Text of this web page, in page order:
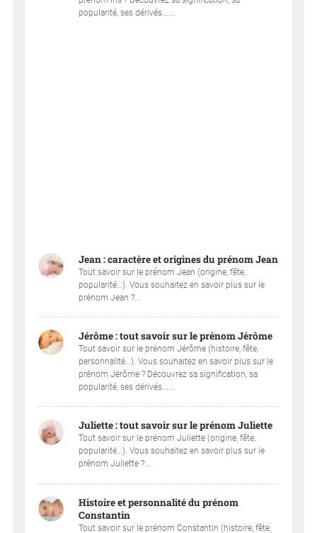
popularité, ses dérivés......
Jean : caractère et origines du prénom Jean
Tout savoir sur le prénom Jean (origine, fête,
popularité…). Vous souhaitez en savoir plus sur le
prénom Jean ?...
Jérôme : tout savoir sur le prénom Jérôme
Tout savoir sur le prénom Jérôme (histoire, fête,
personnalité…). Vous souhaitez en savoir plus sur le
prénom Jérôme ? Découvrez sa signification, sa
popularité, ses dérivés......
Juliette : tout savoir sur le prénom Juliette
Tout savoir sur le prénom Juliette (origine, fête,
popularité…). Vous souhaitez en savoir plus sur le
prénom Juliette ?...
Histoire et personnalité du prénom
Constantin
Tout savoir sur le prénom Constantin (histoire, fête,